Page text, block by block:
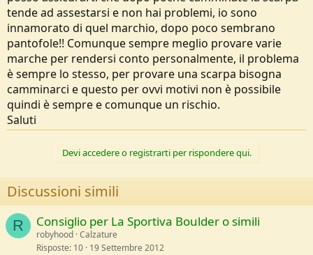
tende ad assestarsi e non hai problemi, io sono
innamorato di quel marchio, dopo poco sembrano
pantofole!! Comunque sempre meglio provare varie
marche per rendersi conto personalmente, il problema
è sempre lo stesso, per provare una scarpa bisogna
camminarci e questo per ovvi motivi non è possibile
quindi è sempre e comunque un rischio.
Saluti
Devi accedere o registrarti per rispondere qui.
Discussioni simili
R Consiglio per La Sportiva Boulder o simili
robyhood Calzature
Risposte 10 19 Settembre 2012